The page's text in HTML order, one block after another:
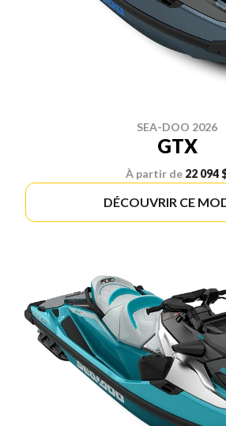
SEA-DOO 2026
GTX
À partir de 22 094
DÉCOUVRIR CE